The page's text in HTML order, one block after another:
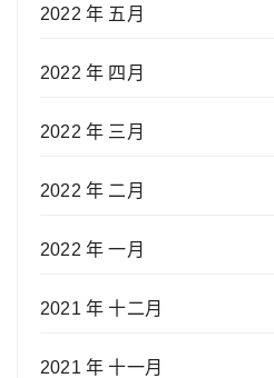
2022 年 五月
2022 年 四月
2022 年 三月
2022 年 二月
2022 年 一月
2021 年 十二月
2021 年 十一月